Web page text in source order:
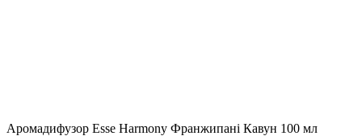
Аромадифузор Esse Harmony Франжипані Кавун 100 мл